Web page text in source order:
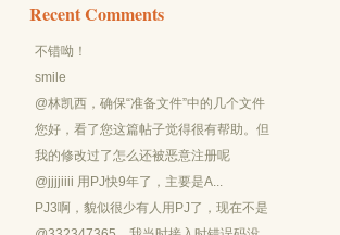
Recent Comments
不错呦！
smile
@林凯西，确保“准备文件”中的几个文件
都有安装，S...
您好，看了您这篇帖子觉得很有帮助。但
是有个问题想请...
我的修改过了怎么还被恶意注册呢
@jjjjiiii 用PJ快9年了，主要是A...
PJ3啊，貌似很少有人用PJ了，现在不是
WP就是z...